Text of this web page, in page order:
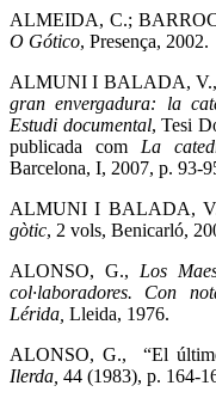
ALMEIDA, C.;
O Gótico, Presença, 2002.
ALMUNI I BALADA, V.,
gran envergadura: la
Estudi documental, Tesi
publicada com La
Barcelona, I, 2007, p. 93-
ALMUNI I BALADA,
gòtic, 2 vols, Benicarló,
ALONSO, G., Los
col·laboradores. Con
Lérida, Lleida, 1976.
ALONSO, G., “El
Ilerda, 44 (1983), p. 164-